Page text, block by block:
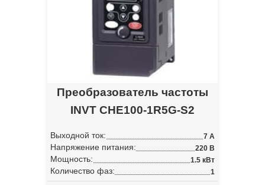
Преобразователь частоты
INVT CHE100-1R5G-S2
Выходной ток: 7 А
Напряжение питания: 220 В
Мощность: 1.5 кВт
Количество фаз: 1